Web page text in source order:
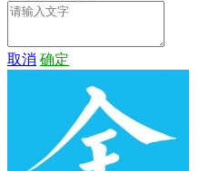
取消 确定